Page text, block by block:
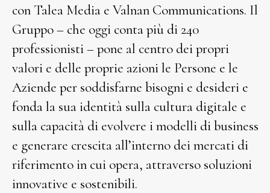
con Talea Media e Valnan Communications. Il
Gruppo – che oggi conta più di 240
professionisti – pone al centro dei propri
valori e delle proprie azioni le Persone e le
Aziende per soddisfarne bisogni e desideri e
fonda la sua identità sulla cultura digitale e
sulla capacità di evolvere i modelli di business
e generare crescita all’interno dei mercati di
riferimento in cui opera, attraverso soluzioni
innovative e sostenibili.